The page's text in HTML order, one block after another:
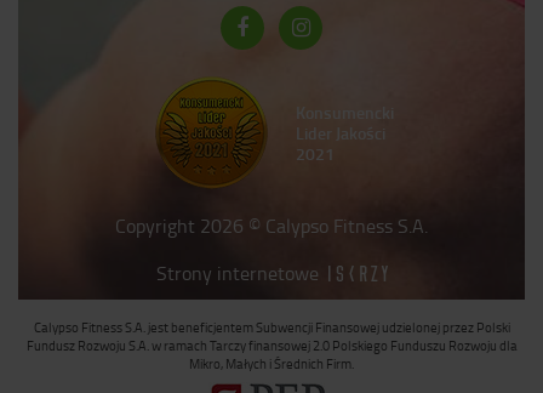
Konsumencki
Lider Jakości
2021
Copyright 2026 © Calypso Fitness S.A.
Strony internetowe
Calypso Fitness S.A. jest beneficjentem Subwencji Finansowej udzielonej przez Polski
Fundusz Rozwoju S.A. w ramach Tarczy finansowej 2.0 Polskiego Funduszu Rozwoju dla
Mikro, Małych i Średnich Firm.